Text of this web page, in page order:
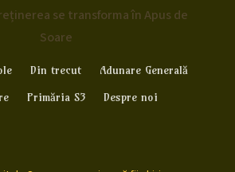
se transforma în Apus de
Soare
Din trecut
Adunare Generală
Primăria S3 Despre noi